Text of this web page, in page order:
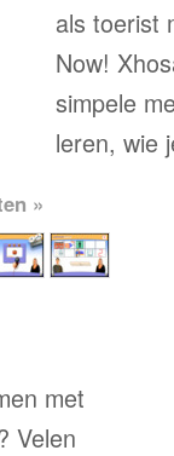
als toerist
Now!
simpele
leren, wie
»
met
Velen